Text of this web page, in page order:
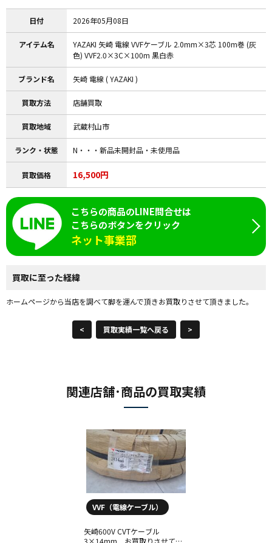
日付 2026年05月08日
アイテム名
YAZAKI 矢崎 電線 VVFケーブル 2.0mm×3芯 100m巻 (灰
色) VVF2.0×3C×100m 黒白赤
ブランド名 矢崎 電線 ( YAZAKI )
買取方法 店舗買取
買取地域 武蔵村山市
ランク・状態 N・・・新品未開封品・未使用品
買取価格 16,500円
こちらの商品のLINE問合せは
こちらのボタンをクリック
ネット事業部
買取に至った経緯
ホームページから当店を調べて脚を運んで頂きお買取りさせて頂きました。
< 買取実績一覧へ戻る >
関連店舗･商品の買取実績
VVF（電線ケーブル）
矢崎600V CVTケーブル
3×14mm お買取りさせてい